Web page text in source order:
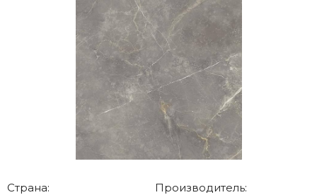
Страна:
Производитель: